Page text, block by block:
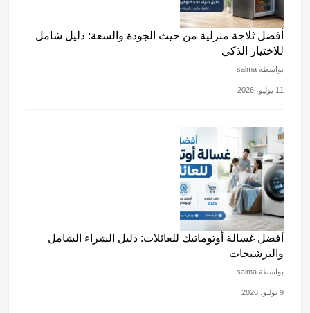
أفضل ثلاجة منزلية من حيث الجودة والسعة: دليل شامل
للاختيار الذكي
بواسطة salma
11 يوليو، 2026
أفضل غسالة أوتوماتيك للعائلات: دليل الشراء الشامل
والترشيحات
بواسطة salma
9 يوليو، 2026